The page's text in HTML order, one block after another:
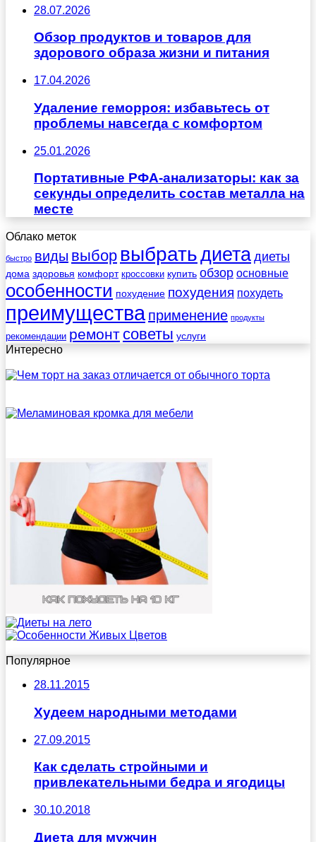
28.07.2026
Обзор продуктов и товаров для
здорового образа жизни и питания
17.04.2026
Удаление геморроя: избавьтесь от
проблемы навсегда с комфортом
25.01.2026
Портативные РФА-анализаторы: как за
секунды определить состав металла на
месте
Облако меток
быстро виды выбор выбратьдиета диеты
дома здоровья комфорт кроссовки купить обзор основные
особенности похудение похудения похудеть
преимущества применение продукты
рекомендации ремонт советы услуги
Интересно
Популярное
28.11.2015
Худеем народными методами
27.09.2015
Как сделать стройными и
привлекательными бедра и ягодицы
30.10.2018
Диета для мужчин